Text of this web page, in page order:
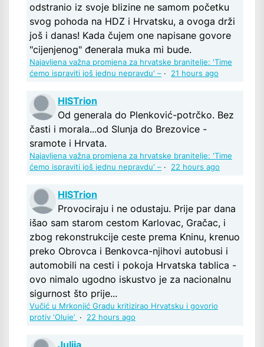
odstranio iz svoje blizine ne samom početku
svog pohoda na HDZ i Hrvatsku, a ovoga drži
još i danas! Kada čujem one napisane govore
"cijenjenog" đenerala muka mi bude.
Najavljena važna promjena za hrvatske branitelje: 'Time
ćemo ispraviti još jednu nepravdu' – · 21 hours ago
HISTrion
Od generala do Plenković-potrčko. Bez
časti i morala...od Slunja do Brezovice -
sramote i Hrvata.
Najavljena važna promjena za hrvatske branitelje: 'Time
ćemo ispraviti još jednu nepravdu' – · 22 hours ago
HISTrion
Provociraju i ne odustaju. Prije par dana
išao sam starom cestom Karlovac, Gračac, i
zbog rekonstrukcije ceste prema Kninu, krenuo
preko Obrovca i Benkovca-njihovi autobusi i
automobili na cesti i pokoja Hrvatska tablica -
ovo nimalo ugodno iskustvo je za nacionalnu
sigurnost što prije...
Vučić u Mrkonjić Gradu kritizirao Hrvatsku i govorio
protiv ‘Oluje’ · 22 hours ago